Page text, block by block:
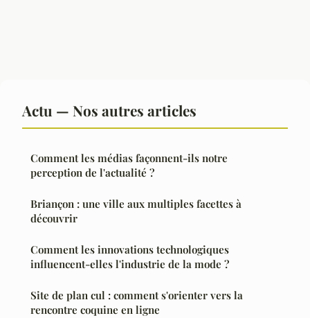
Actu — Nos autres articles
Comment les médias façonnent-ils notre
perception de l'actualité ?
Briançon : une ville aux multiples facettes à
découvrir
Comment les innovations technologiques
influencent-elles l'industrie de la mode ?
Site de plan cul : comment s'orienter vers la
rencontre coquine en ligne